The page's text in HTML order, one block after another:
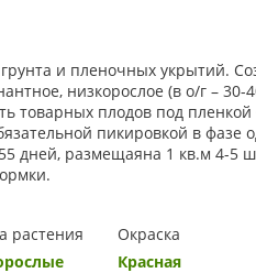
и пленочных укрытий.
низкорослое (в о/г –
товарных плодов под пленкой
пикировкой в фазе
дней, размещаяна 1 кв.м 4-5
растения
Окраска
Красная